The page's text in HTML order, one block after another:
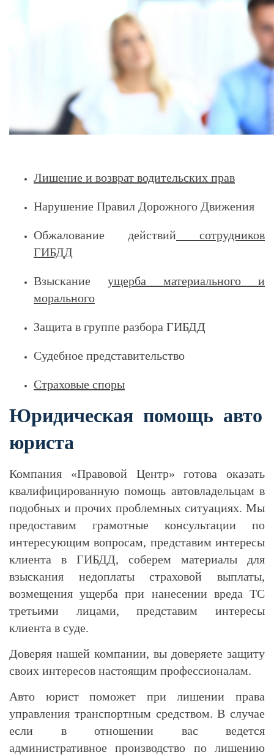
Лишение и возврат водительских прав
Нарушение Правил Дорожного Движения
Обжалование действий сотрудников
ГИБДД
Взыскание ущерба материального и
морального
Защита в группе разбора ГИБДД
Судебное представительство
Страховые споры
Юридическая помощь авто
юриста
Компания «Правовой Центр» готова оказать
квалифицированную помощь автовладельцам в
подобных и прочих проблемных ситуациях. Мы
предоставим грамотные консультации по
интересующим вопросам, представим интересы
клиента в ГИБДД, соберем материалы для
взыскания недоплаты страховой выплаты,
возмещения ущерба при нанесении вреда ТС
третьими лицами, представим интересы
клиента в суде.
Доверяя нашей компании, вы доверяете защиту
своих интересов настоящим профессионалам.
Авто юрист поможет при лишении права
управления транспортным средством. В случае
если в отношении вас ведется
административное производство по лишению